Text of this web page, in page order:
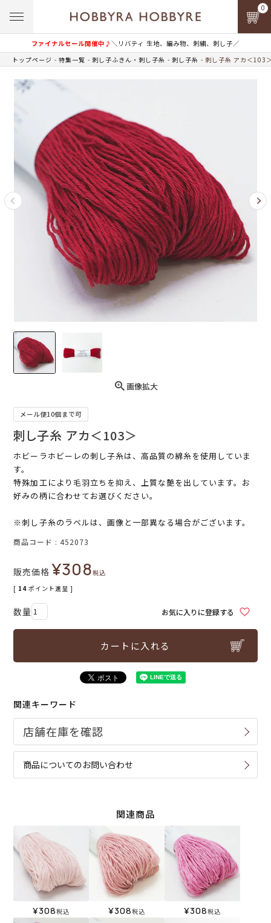
ファイナルセール開催中♪＼リバティ 生地、編み物、刺繍、刺し子／
0
トップページ 特集一覧 刺し子ふきん・刺し子糸 刺し子糸 刺し子糸 アカ＜103
画像拡大
メール便10個まで可
刺し子糸 アカ＜103＞
ホビーラホビーレの刺し子糸は、高品質の綿糸を使用していま
す。
特殊加工により毛羽立ちを抑え、上質な艶を出しています。お
好みの柄に合わせてお選びください。
※刺し子糸のラベルは、画像と一部異なる場合がございます。
商品コード 452073
販売価格 ¥308税込
[ 14 ポイント進呈 ]
お気に入りに登録する
カートに入れる
関連キーワード
商品についてのお問い合わせ
関連商品
¥308税込 ¥308税込 ¥308税込